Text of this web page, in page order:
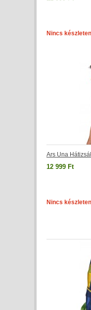
Nincs készleten
Ars Una
12 999 Ft
Nincs készleten